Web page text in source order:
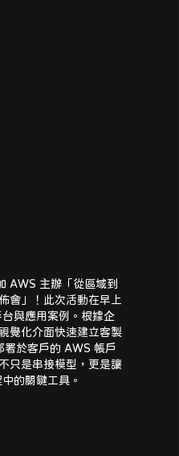
AWS 主辦「從區域到
會」！此次活動在早上
與應用案例。根據企
覺化介面快速建立客製
署於客戶的 AWS 帳戶
只是串接模型，更是讓
的關鍵工具。